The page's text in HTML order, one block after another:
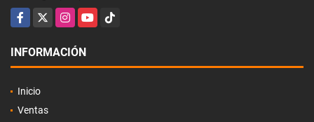
Facebook
X InstagramYouTubeTikTok
INFORMACIÓN
Inicio
Ventas